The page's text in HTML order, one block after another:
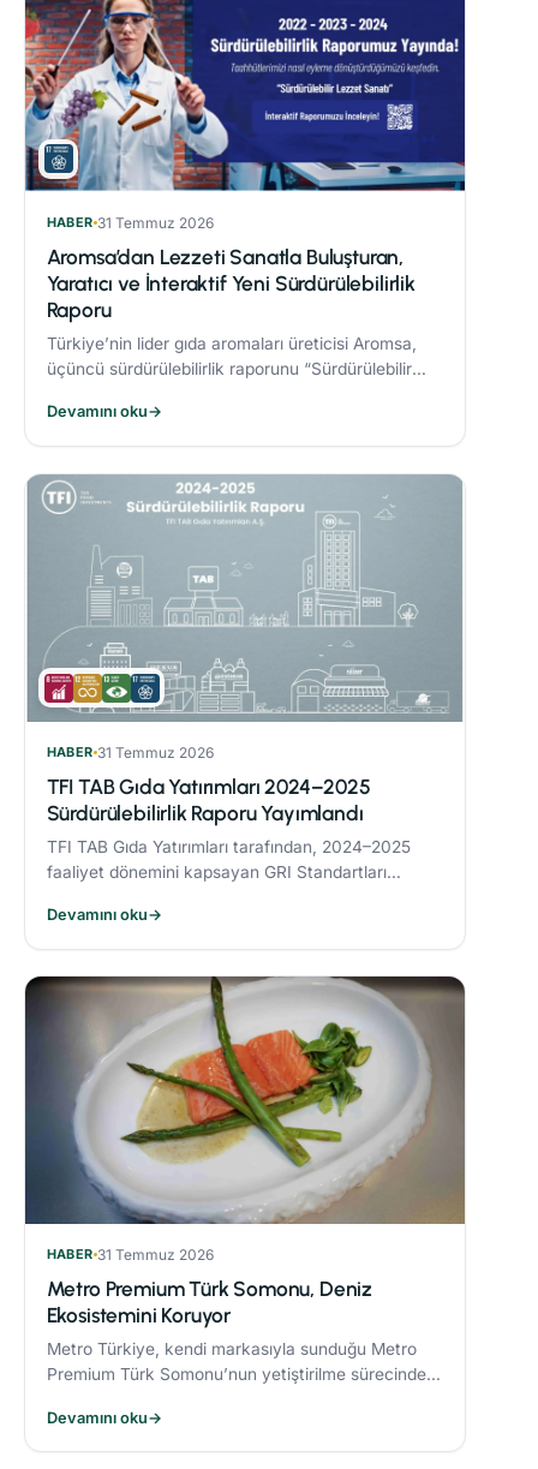
HABER 31 Temmuz 2026
Aromsa’dan Lezzeti Sanatla Buluşturan,
Yaratıcı ve İnteraktif Yeni Sürdürülebilirlik
Raporu
Türkiye’nin lider gıda aromaları üreticisi Aromsa,
üçüncü sürdürülebilirlik raporunu “Sürdürülebilir
Devamını oku→
HABER 31 Temmuz 2026
TFI TAB Gıda Yatırımları 2024–2025
Sürdürülebilirlik Raporu Yayımlandı
TFI TAB Gıda Yatırımları tarafından, 2024–2025
faaliyet dönemini kapsayan GRI Standartları
Devamını oku→
HABER 31 Temmuz 2026
Metro Premium Türk Somonu, Deniz
Ekosistemini Koruyor
Metro Türkiye, kendi markasıyla sunduğu Metro
Premium Türk Somonu’nun yetiştirilme sürecinde
uyguluyor.
Devamını oku→